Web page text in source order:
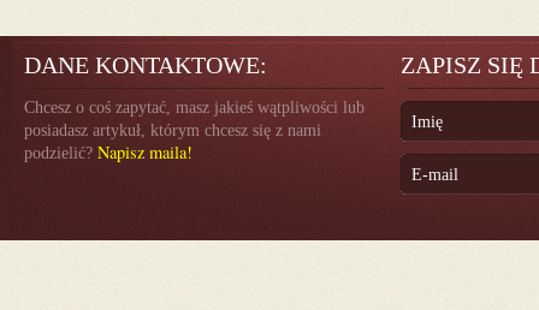
DANE KONTAKTOWE:
Chcesz o coś zapytać, masz jakieś wątpliwości lub
posiadasz artykuł, którym chcesz się z nami
podzielić? Napisz maila!
ZAPISZ SIĘ